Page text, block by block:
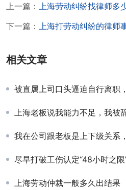
上一篇：
上海劳动纠纷找律师多
下一篇：
上海打劳动纠纷的律师
相关文章
被直属上司口头逼迫自行离职，被考评打低分，申请转团队不放人，外加强
上海老板说我能力不足，我被
我在公司跟老板是上下级关系，但是入职的时
尽早打破工伤认定“48小时之限
上海劳动仲裁一般多久出结果